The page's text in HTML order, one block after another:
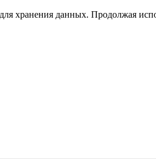
хранения данных. Продолжая